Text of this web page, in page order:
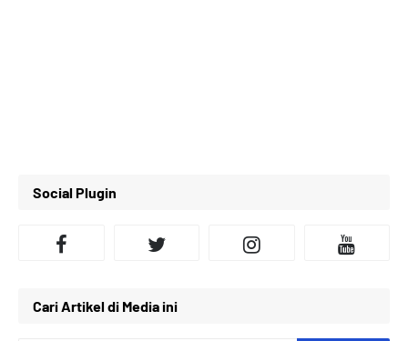
Social Plugin
Cari Artikel di Media ini